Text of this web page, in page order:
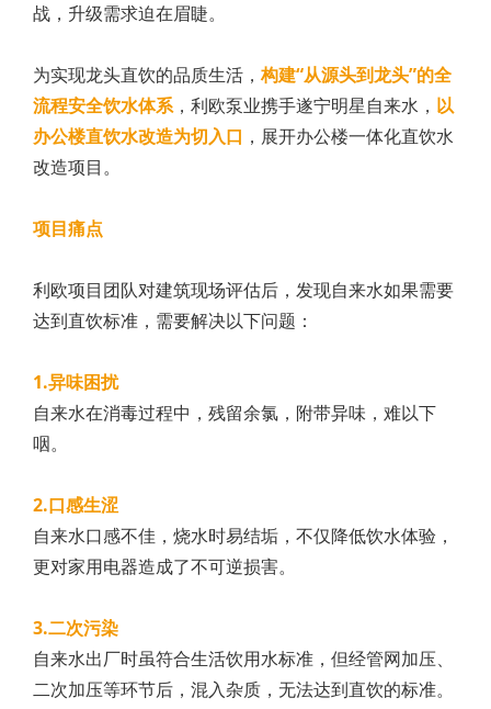
战，升级需求迫在眉睫。
为实现龙头直饮的品质生活，构建“从源头到龙头”的全
流程安全饮水体系，利欧泵业携手遂宁明星自来水， 以
办公楼直饮水改造为切入口 ，展开办公楼一体化直饮水
改造项目。
项目痛点
利欧项目团队对建筑现场评估后，发现自来水如果需要
达到直饮标准，需要解决以下问题：
1.异味困扰
自来水在消毒过程中，残留余氯，附带异味，难以下
咽。
2.口感生涩
自来水口感不佳，烧水时易结垢，不仅降低饮水体验，
更对家用电器造成了不可逆损害。
3.二次污染
自来水出厂时虽符合生活饮用水标准，但经管网加压、
二次加压等环节后，混入杂质，无法达到直饮的标准。